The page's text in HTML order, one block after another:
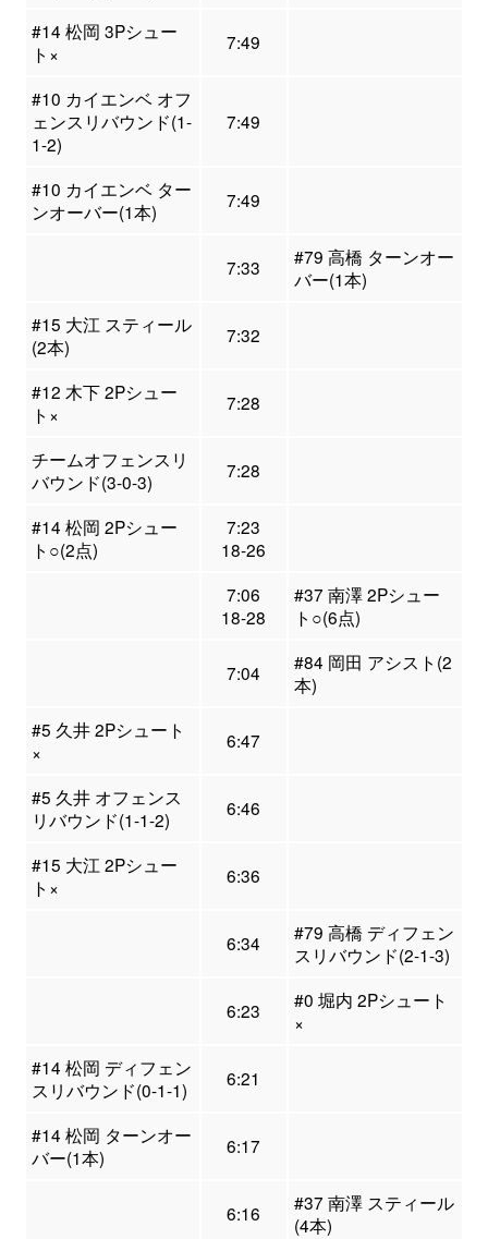
#14 松岡 3Pシュー
ト×
7:49
#10 カイエンベ オフ
ェンスリバウンド(1-
1-2)
7:49
#10 カイエンベ ター
ンオーバー(1本)
7:49
7:33
#79 高橋 ターンオー
バー(1本)
#15 大江 スティール
(2本)
7:32
#12 木下 2Pシュー
ト×
7:28
チームオフェンスリ
バウンド(3-0-3)
7:28
#14 松岡 2Pシュー
ト○(2点)
7:23
18-26
7:06
18-28
#37 南澤 2Pシュー
ト○(6点)
7:04
#84 岡田 アシスト(2
本)
#5 久井 2Pシュート
×
6:47
#5 久井 オフェンス
リバウンド(1-1-2)
6:46
#15 大江 2Pシュー
ト×
6:36
6:34
#79 高橋 ディフェン
スリバウンド(2-1-3)
6:23
#0 堀内 2Pシュート
×
#14 松岡 ディフェン
スリバウンド(0-1-1)
6:21
#14 松岡 ターンオー
バー(1本)
6:17
6:16
#37 南澤 スティール
(4本)